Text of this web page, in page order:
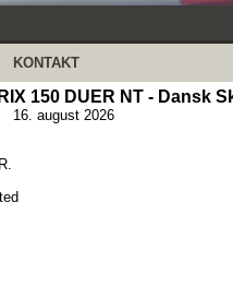
KONTAKT
150 DUER NT - Dansk
16. august 2026